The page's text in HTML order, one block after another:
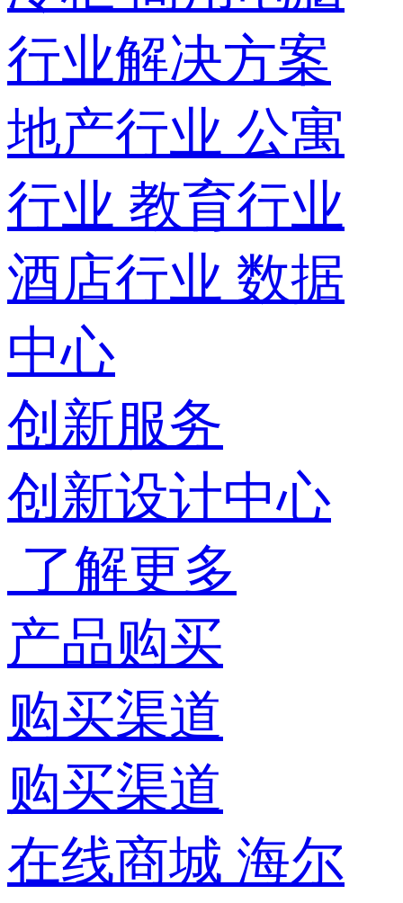
行业解决方案
地产行业 公寓
行业 教育行业
酒店行业 数据
中心
创新服务
创新设计中心
了解更多
产品购买
购买渠道
购买渠道
在线商城 海尔